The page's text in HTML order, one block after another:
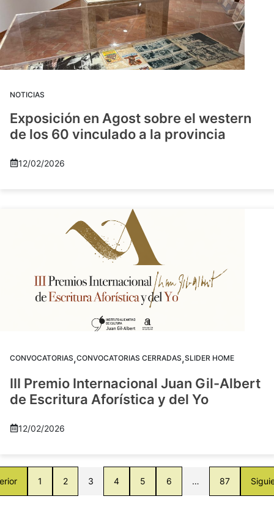
NOTICIAS
Exposición en Agost sobre el western
de los 60 vinculado a la provincia
12/02/2026
CONVOCATORIAS,CONVOCATORIAS CERRADAS,SLIDER HOME
III Premio Internacional Juan Gil-Albert
de Escritura Aforística y del Yo
12/02/2026
1 2 3 4 5 6 … 87